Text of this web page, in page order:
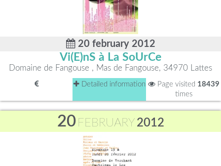
20 february 2012
Vi(E)nS à La SoUrCe
Domaine de Fangouse , Mas de Fangouse, 34970 Lattes
Detailed information Page visited 18439
times
20 FEBRUARY 2012